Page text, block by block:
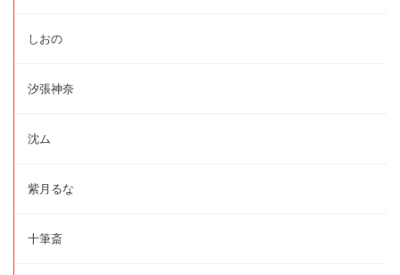
しおの
汐張神奈
沈ム
紫月るな
十筆斎